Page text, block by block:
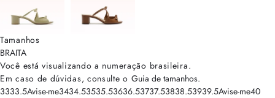
Tamanhos
BRAITA
Você está visualizando a numeração brasileira.
Em caso de dúvidas, consulte o Guia de tamanhos.
3333.5Avise-me3434.53535.53636.53737.53838.53939.5Avise-me40